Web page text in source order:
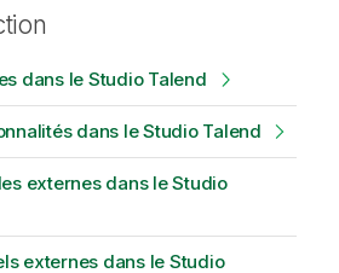
dans le Studio Talend
dans le Studio Talend
externes dans le Studio
externes dans le Studio